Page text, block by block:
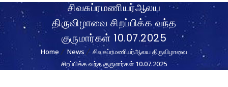
சிவசுப்ரமணியர்ஆலய
திருவிழாவை சிறப்பிக்க வந்த
குருமார்கள் 10.07.2025
Home News
சிவசுப்ரமணியர்ஆலய திருவிழாவை
சிறப்பிக்க வந்த குருமார்கள் 10.07.2025